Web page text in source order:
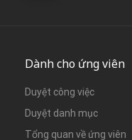
Dành cho ứng viên
Duyệt công việc
Duyệt danh mục
Tổng quan về ứng viên